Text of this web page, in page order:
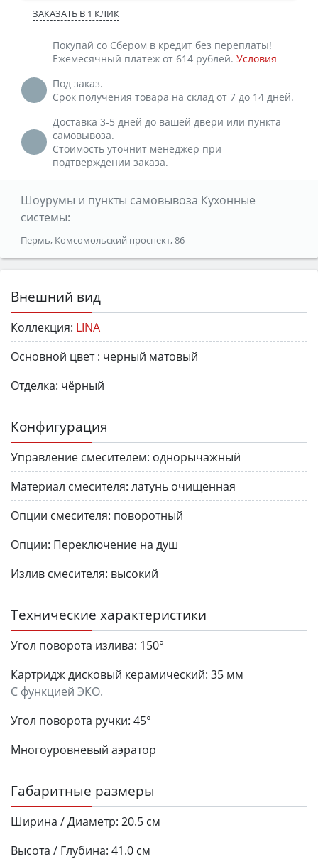
ЗАКАЗАТЬ В 1 КЛИК
Покупай со Сбером в кредит без переплаты!
Ежемесячный платеж от 614 рублей. Условия
Под заказ.
Срок получения товара на склад от 7 до 14 дней.
Доставка 3-5 дней до вашей двери или пункта
самовывоза.
Стоимость уточнит менеджер при
подтверждении заказа.
Шоурумы и пункты самовывоза Кухонные
системы:
Пермь, Комсомольский проспект, 86
Внешний вид
Коллекция: LINA
Основной цвет : черный матовый
Отделка: чёрный
Конфигурация
Управление смесителем: однорычажный
Материал смесителя: латунь очищенная
Опции смесителя: поворотный
Опции: Переключение на душ
Излив смесителя: высокий
Технические характеристики
Угол поворота излива: 150°
Картридж дисковый керамический: 35 мм
С функцией ЭКО.
Угол поворота ручки: 45°
Многоуровневый аэратор
Габаритные размеры
Ширина / Диаметр: 20.5 см
Высота / Глубина: 41.0 см